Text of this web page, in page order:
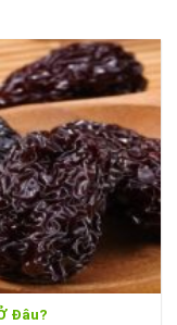
Đâu?